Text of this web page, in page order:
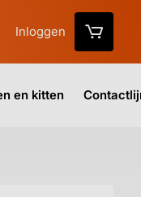
Inloggen
en kitten